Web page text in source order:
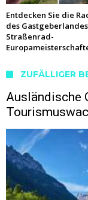
Entdecken Sie die
des
Straßenrad-
ZUFÄLLIGER
Ausländische